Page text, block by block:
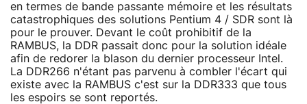
en termes de bande passante mémoire et les résultats
catastrophiques des solutions Pentium 4 / SDR sont là
pour le prouver. Devant le coût prohibitif de la
RAMBUS, la DDR passait donc pour la solution idéale
afin de redorer la blason du dernier processeur Intel.
La DDR266 n'étant pas parvenu à combler l'écart qui
existe avec la RAMBUS c'est sur la DDR333 que tous
les espoirs se sont reportés.